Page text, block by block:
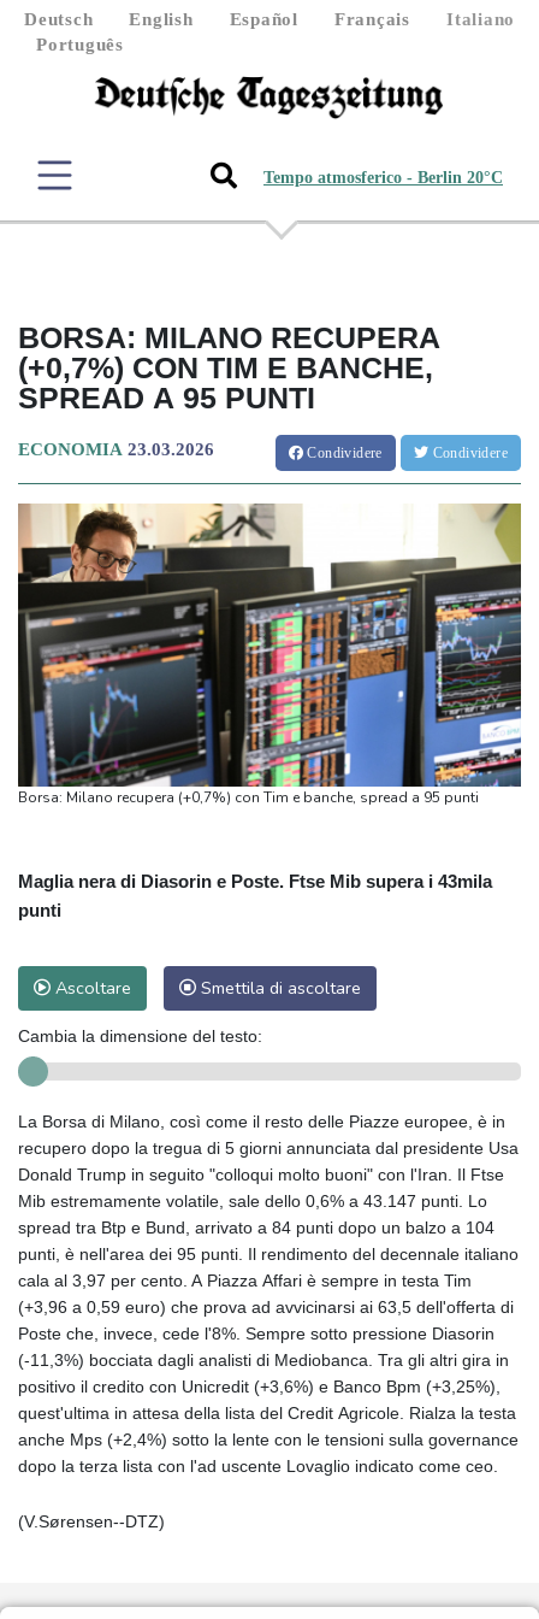
Deutsch English Español Français
Italiano
Português
Tempo atmosferico - Berlin 20°C
BORSA: MILANO RECUPERA
(+0,7%) CON TIM E BANCHE,
SPREAD A 95 PUNTI
ECONOMIA 23.03.2026 Condividere Condividere
Borsa: Milano recupera (+0,7%) con Tim e banche, spread a 95 punti
Maglia nera di Diasorin e Poste. Ftse Mib supera i 43mila
punti
Ascoltare Smettila di ascoltare
Cambia la dimensione del testo:
La Borsa di Milano, così come il resto delle Piazze europee, è in
recupero dopo la tregua di 5 giorni annunciata dal presidente Usa
Donald Trump in seguito "colloqui molto buoni" con l'Iran. Il Ftse
Mib estremamente volatile, sale dello 0,6% a 43.147 punti. Lo
spread tra Btp e Bund, arrivato a 84 punti dopo un balzo a 104
punti, è nell'area dei 95 punti. Il rendimento del decennale italiano
cala al 3,97 per cento. A Piazza Affari è sempre in testa Tim
(+3,96 a 0,59 euro) che prova ad avvicinarsi ai 63,5 dell'offerta di
Poste che, invece, cede l'8%. Sempre sotto pressione Diasorin
(-11,3%) bocciata dagli analisti di Mediobanca. Tra gli altri gira in
positivo il credito con Unicredit (+3,6%) e Banco Bpm (+3,25%),
quest'ultima in attesa della lista del Credit Agricole. Rialza la testa
anche Mps (+2,4%) sotto la lente con le tensioni sulla governance
dopo la terza lista con l'ad uscente Lovaglio indicato come ceo.
(V.Sørensen--DTZ)